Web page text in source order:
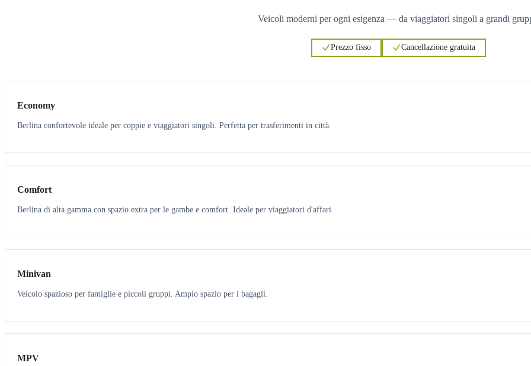
Veicoli moderni per ogni esigenza — da viaggiatori singoli a grandi
Prezzo fisso Cancellazione gratuita
Economy
Berlina confortevole ideale per coppie e viaggiatori singoli. Perfetta per trasferimenti in città.
3 3
Comfort
Berlina di alta gamma con spazio extra per le gambe e comfort. Ideale per viaggiatori d'affari.
6 5
Minivan
Veicolo spazioso per famiglie e piccoli gruppi. Ampio spazio per i bagagli.
7 7
MPV